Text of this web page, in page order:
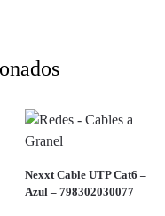
Nexxt Cable UTP Cat6 –
Azul – 798302030077